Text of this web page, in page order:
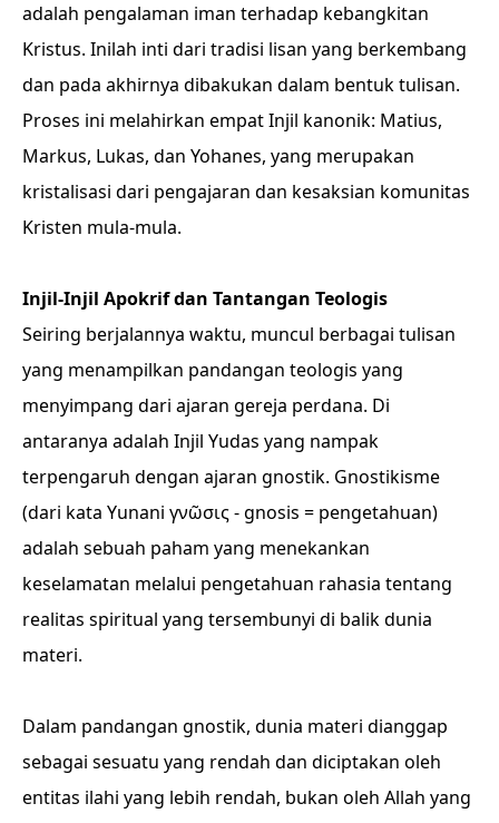
adalah pengalaman iman terhadap kebangkitan
Kristus. Inilah inti dari tradisi lisan yang berkembang
dan pada akhirnya dibakukan dalam bentuk tulisan.
Proses ini melahirkan empat Injil kanonik: Matius,
Markus, Lukas, dan Yohanes, yang merupakan
kristalisasi dari pengajaran dan kesaksian komunitas
Kristen mula-mula.
Injil-Injil Apokrif dan Tantangan Teologis
Seiring berjalannya waktu, muncul berbagai tulisan
yang menampilkan pandangan teologis yang
menyimpang dari ajaran gereja perdana. Di
antaranya adalah Injil Yudas yang nampak
terpengaruh dengan ajaran gnostik. Gnostikisme
(dari kata Yunani γνῶσις - gnosis = pengetahuan)
adalah sebuah paham yang menekankan
keselamatan melalui pengetahuan rahasia tentang
realitas spiritual yang tersembunyi di balik dunia
materi.
Dalam pandangan gnostik, dunia materi dianggap
sebagai sesuatu yang rendah dan diciptakan oleh
entitas ilahi yang lebih rendah, bukan oleh Allah yang